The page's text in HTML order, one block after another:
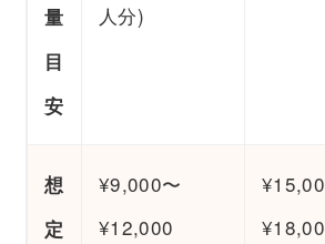
量
目
安
人分)
想
定
¥9,000〜
¥12,000